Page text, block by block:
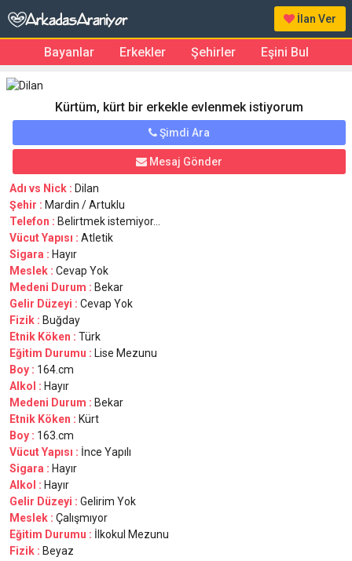
İlan Ver
Bayanlar Erkekler Şehirler Eşini Bul
Kürtüm, kürt bir erkekle evlenmek istiyorum
Şimdi Ara
Mesaj Gönder
Adı vs Nick : Dilan
Şehir : Mardin / Artuklu
Telefon : Belirtmek istemiyor...
Vücut Yapısı : Atletik
Sigara : Hayır
Meslek : Cevap Yok
Medeni Durum : Bekar
Gelir Düzeyi : Cevap Yok
Fizik : Buğday
Etnik Köken : Türk
Eğitim Durumu : Lise Mezunu
Boy : 164.cm
Alkol : Hayır
Medeni Durum : Bekar
Etnik Köken : Kürt
Boy : 163.cm
Vücut Yapısı : İnce Yapılı
Sigara : Hayır
Alkol : Hayır
Gelir Düzeyi : Gelirim Yok
Meslek : Çalışmıyor
Eğitim Durumu : İlkokul Mezunu
Fizik : Beyaz